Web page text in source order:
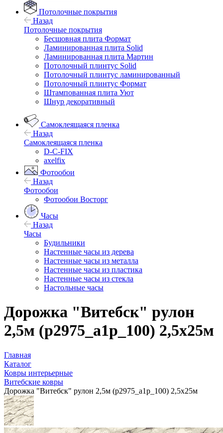
Потолочные покрытия
Назад
Потолочные покрытия
Бесшовная плита Формат
Ламинированная плита Solid
Ламинированная плита Мартин
Потолочный плинтус Solid
Потолочный плинтус ламинированный
Потолочный плинтус Формат
Штампованная плита Уют
Шнур декоративный
Самоклеящаяся пленка
Назад
Самоклеящаяся пленка
D-C-FIX
axelfix
Фотообои
Назад
Фотообои
Фотообои Восторг
Часы
Назад
Часы
Будильники
Настенные часы из дерева
Настенные часы из металла
Настенные часы из пластика
Настенные часы из стекла
Настольные часы
Дорожка "Витебск" рулон
2,5м (p2975_a1p_100) 2,5х25м
Главная
Каталог
Ковры интерьерные
Витебские ковры
Дорожка "Витебск" рулон 2,5м (p2975_a1p_100) 2,5х25м